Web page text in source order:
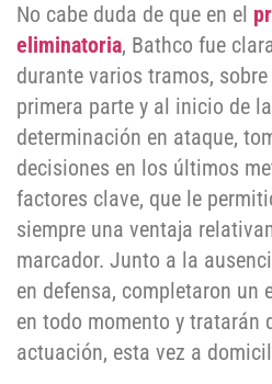
No cabe duda de que en el
eliminatoria, Bathco fue
durante varios tramos,
primera parte y al inicio de
determinación en ataque,
decisiones en los últimos
factores clave, que le
siempre una ventaja
marcador. Junto a la
en defensa, completaron un
en todo momento y tratarán
actuación, esta vez a